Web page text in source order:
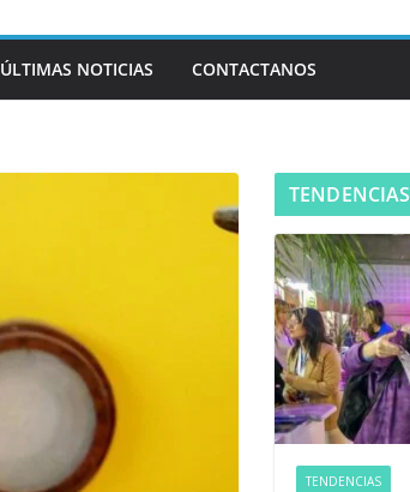
ÚLTIMAS NOTICIAS CONTACTANOS
TENDENCIAS
TENDENCIAS